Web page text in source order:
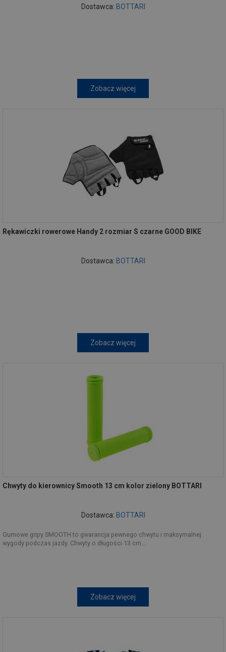
Dostawca: BOTTARI
Zobacz więcej
Rękawiczki rowerowe Handy 2 rozmiar S czarne GOOD BIKE
Dostawca: BOTTARI
Zobacz więcej
Chwyty do kierownicy Smooth 13 cm kolor zielony BOTTARI
Dostawca: BOTTARI
Gumowe gripy SMOOTH to gwarancja pewnego chwytu i maksymalnej
wygody podczas jazdy. Chwyty o długości 13 cm...
Zobacz więcej